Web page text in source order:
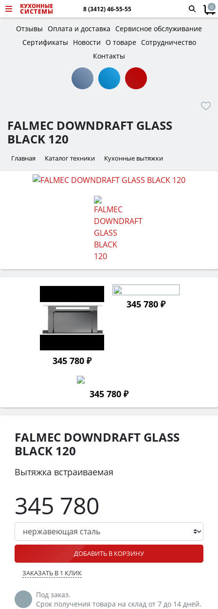
8 (3412) 46-55-55 0
Отзывы Оплата и доставка Сервисное обслуживание
Сертификаты
Новости О товаре Сотрудничество
Контакты
FALMEC DOWNDRAFT GLASS
BLACK 120
Главная Каталог техники Кухонные вытяжки
345 780 ₽
345 780 ₽
345 780 ₽
FALMEC DOWNDRAFT GLASS
BLACK 120
Вытяжка встраиваемая
345 780
ДОБАВИТЬ В КОРЗИНУ
ЗАКАЗАТЬ В 1 КЛИК
Под заказ.
Срок получения товара на склад от 7 до 14 дней.